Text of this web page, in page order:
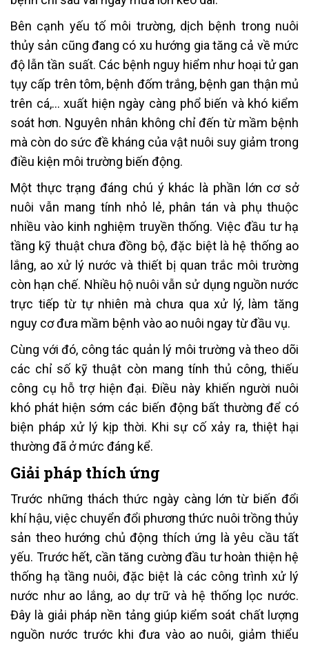
Bên cạnh yếu tố môi trường, dịch bệnh trong nuôi
thủy sản cũng đang có xu hướng gia tăng cả về mức
độ lẫn tần suất. Các bệnh nguy hiểm như hoại tử gan
tụy cấp trên tôm, bệnh đốm trắng, bệnh gan thận mủ
trên cá,… xuất hiện ngày càng phổ biến và khó kiểm
soát hơn. Nguyên nhân không chỉ đến từ mầm bệnh
mà còn do sức đề kháng của vật nuôi suy giảm trong
điều kiện môi trường biến động.
Một thực trạng đáng chú ý khác là phần lớn cơ sở
nuôi vẫn mang tính nhỏ lẻ, phân tán và phụ thuộc
nhiều vào kinh nghiệm truyền thống. Việc đầu tư hạ
tầng kỹ thuật chưa đồng bộ, đặc biệt là hệ thống ao
lắng, ao xử lý nước và thiết bị quan trắc môi trường
còn hạn chế. Nhiều hộ nuôi vẫn sử dụng nguồn nước
trực tiếp từ tự nhiên mà chưa qua xử lý, làm tăng
nguy cơ đưa mầm bệnh vào ao nuôi ngay từ đầu vụ.
Cùng với đó, công tác quản lý môi trường và theo dõi
các chỉ số kỹ thuật còn mang tính thủ công, thiếu
công cụ hỗ trợ hiện đại. Điều này khiến người nuôi
khó phát hiện sớm các biến động bất thường để có
biện pháp xử lý kịp thời. Khi sự cố xảy ra, thiệt hại
thường đã ở mức đáng kể.
Giải pháp thích ứng
Trước những thách thức ngày càng lớn từ biến đổi
khí hậu, việc chuyển đổi phương thức nuôi trồng thủy
sản theo hướng chủ động thích ứng là yêu cầu tất
yếu. Trước hết, cần tăng cường đầu tư hoàn thiện hệ
thống hạ tầng nuôi, đặc biệt là các công trình xử lý
nước như ao lắng, ao dự trữ và hệ thống lọc nước.
Đây là giải pháp nền tảng giúp kiểm soát chất lượng
nguồn nước trước khi đưa vào ao nuôi, giảm thiểu